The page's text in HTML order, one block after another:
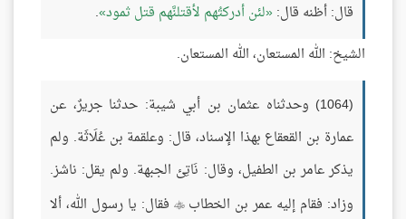
قال: أظنه قال: لئن أدركتُهم لأقتلنَّهم قتل ثمود .
الشيخ: الله المستعان، الله المستعان.
(1064) وحدثناه عثمان بن أبي شيبة: حدثنا جريرٌ، عن
عمارة بن القعقاع بهذا الإسناد، قال: وعلقمة بن عُلَاثَة. ولم
يذكر عامر بن الطفيل، وقال: نَاتِئ الجبهة. ولم يقل: ناشز.
وزاد: فقام إليه عمر بن الخطاب فقال: يا رسول الله، ألا